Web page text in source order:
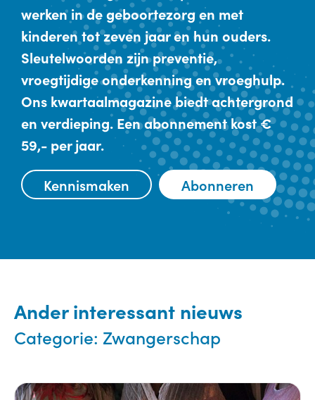
werken in de geboortezorg en met
kinderen tot zeven jaar en hun ouders.
Sleutelwoorden zijn preventie,
vroegtijdige onderkenning en vroeghulp.
Ons kwartaalmagazine biedt achtergrond
en verdieping. Een abonnement kost €
59,- per jaar.
Kennismaken Abonneren
Ander interessant nieuws
Categorie: Zwangerschap